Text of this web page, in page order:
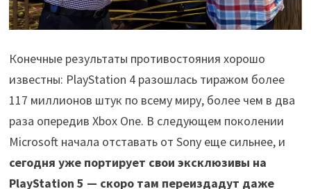
Конечные результаты противостояния хорошо
известны: PlayStation 4 разошлась тиражом более
117 миллионов штук по всему миру, более чем в два
раза опередив Xbox One. В следующем поколении
Microsoft начала отставать от Sony еще сильнее, и
сегодня уже портирует свои эксклюзивы на
PlayStation 5 — скоро там переиздадут даже